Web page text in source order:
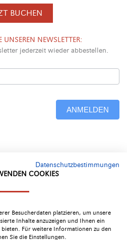
BUCHEN
UNSEREN NEWSLETTER:
jederzeit wieder abbestellen.
ANMELDEN
Datenschutzbestimmungen
COOKIES
Besucherdaten platzieren, um unsere
Inhalte anzuzeigen und Ihnen ein
Für weitere Informationen zu den
Sie die Einstellungen.